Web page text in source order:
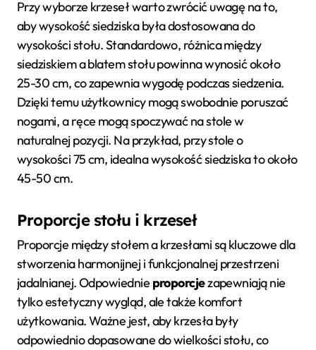
Przy wyborze krzeseł warto zwrócić uwagę na to,
aby wysokość siedziska była dostosowana do
wysokości stołu. Standardowo, różnica między
siedziskiem a blatem stołu powinna wynosić około
25-30 cm, co zapewnia wygodę podczas siedzenia.
Dzięki temu użytkownicy mogą swobodnie poruszać
nogami, a ręce mogą spoczywać na stole w
naturalnej pozycji. Na przykład, przy stole o
wysokości 75 cm, idealna wysokość siedziska to około
45-50 cm.
Proporcje stołu i krzeseł
Proporcje między stołem a krzesłami są kluczowe dla
stworzenia harmonijnej i funkcjonalnej przestrzeni
jadalnianej. Odpowiednie proporcjezapewniają nie
tylko estetyczny wygląd, ale także komfort
użytkowania. Ważne jest, aby krzesła były
odpowiednio dopasowane do wielkości stołu, co